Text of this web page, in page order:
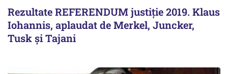
Rezultate REFERENDUM justiție 2019. Klaus
Iohannis, aplaudat de Merkel, Juncker,
Tusk și Tajani